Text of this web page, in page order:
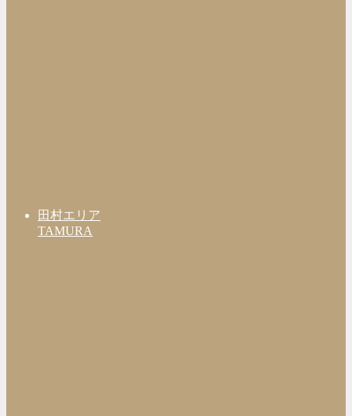
田村エリア
TAMURA